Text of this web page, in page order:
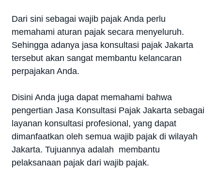
Dari sini sebagai wajib pajak Anda perlu
memahami aturan pajak secara menyeluruh.
Sehingga adanya jasa konsultasi pajak Jakarta
tersebut akan sangat membantu kelancaran
perpajakan Anda.
Disini Anda juga dapat memahami bahwa
pengertian Jasa Konsultasi Pajak Jakarta sebagai
layanan konsultasi profesional, yang dapat
dimanfaatkan oleh semua wajib pajak di wilayah
Jakarta. Tujuannya adalah membantu
pelaksanaan pajak dari wajib pajak.